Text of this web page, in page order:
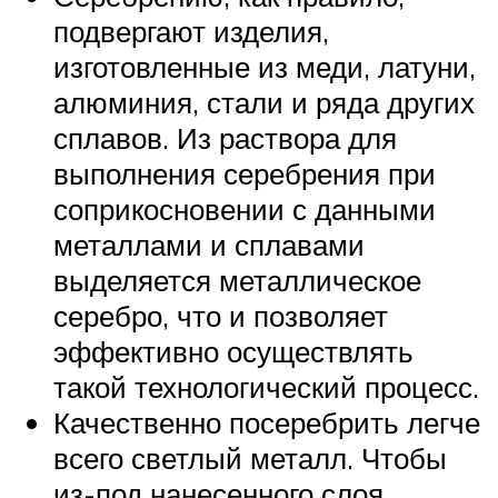
подвергают изделия,
изготовленные из меди, латуни,
алюминия, стали и ряда других
сплавов. Из раствора для
выполнения серебрения при
соприкосновении с данными
металлами и сплавами
выделяется металлическое
серебро, что и позволяет
эффективно осуществлять
такой технологический процесс.
Качественно посеребрить легче
всего светлый металл. Чтобы